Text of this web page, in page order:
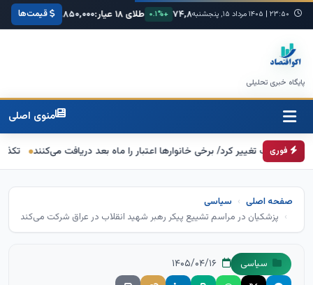
۲۳:۵۰ | ۱۴۰۵ مرداد ۱۵, پنجشنبه ۶۸,۴۲۰ +۰.۳% یورو: ۷۴,۸۰۰ +۰.۱% طلای ۱۸ عیار: ۳,۸۵۰,۰۰۰ +۱.۲% سکه امامی:
قیمت‌ها
پایگاه خبری تحلیلی
منوی اصلی
فوری
تغییر کرد/ برخی خانوارها اعتبار را ماه بعد دریافت می‌کنند تکذیب اعمال ضریب ۲.۷ برای اینترنت بین‌الملل از
صفحه اصلی
سیاسی
پزشکیان در مراسم تشییع پیکر رهبر شهید انقلاب در عراق شرکت می‌کند
سیاسی